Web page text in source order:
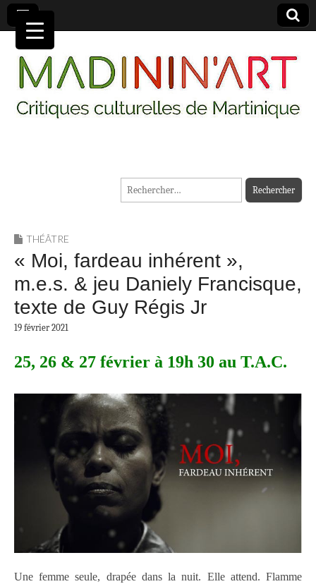
MADININ'ART
Rechercher :
THÉÂTRE
« Moi, fardeau inhérent »,
m.e.s. & jeu Daniely Francisque,
texte de Guy Régis Jr
19 février 2021
25, 26 & 27 février à 19h 30 au T.A.C.
Une femme seule, drapée dans la nuit. Elle attend. Flamme